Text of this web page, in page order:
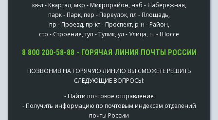
кв-л - Квартал, мкр - Микрорайон, наб - Набережная,
парк - Парк, пер - Переулок, пл - Площадь,
пр - Проезд, пр-кт - Проспект, р-н - Район,
стр - Строение, туп - Тупик, ул - Улица, ш - Шоссе
8 800 200-58-88 - ГОРЯЧАЯ ЛИНИЯ ПОЧТЫ РОССИИ
ПОЗВОНИВ НА ГОРЯЧУЮ ЛИНИЮ ВЫ СМОЖЕТЕ РЕШИТЬ
СЛЕДУЮЩИЕ ВОПРОСЫ:
- Найти почтовое отправление
- Получить информацию по почтовым индексам отделений
почты России